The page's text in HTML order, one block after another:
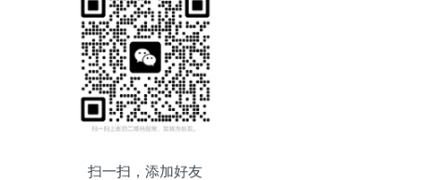
扫一扫，添加好友